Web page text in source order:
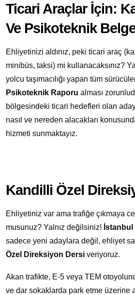
Ticari Araçlar İçin:
Ve Psikoteknik
Ehliyetinizi aldınız, peki ticari araç
minibüs, taksi) mi kullanacaksınız?
yolcu taşımacılığı yapan tüm
Psikoteknik Raporu alması
bölgesindeki ticari hedefleri olan
nasıl ve nereden alacakları
hizmeti sunmaktayız.
Kandilli Özel
Ehliyetiniz var ama trafiğe çıkmaya
musunuz? Yalnız değilsiniz!
sadece yeni adaylara değil, ehliyet
Özel Direksiyon Dersi veriyoruz.
Akan trafikte, E-5 veya TEM
ve dar sokaklarda park etme üzerine